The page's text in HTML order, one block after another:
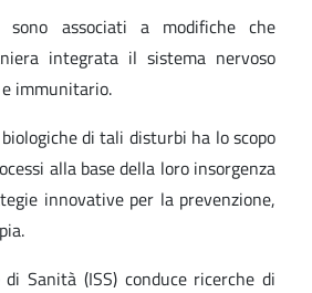
associati a modifiche che
integrata il sistema nervoso
immunitario.
di tali disturbi ha lo scopo
alla base della loro insorgenza
innovative per la prevenzione,
di Sanità (ISS) conduce ricerche di